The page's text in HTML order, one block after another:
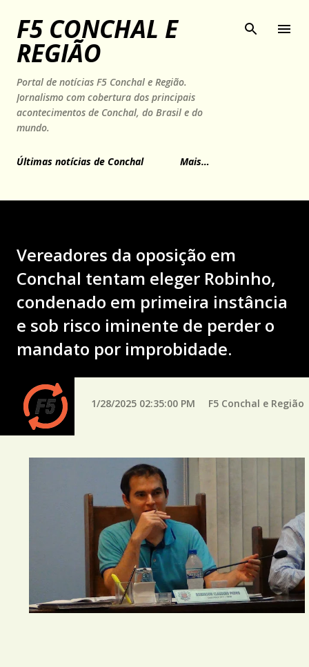
Pular para o conteúdo principal
F5 CONCHAL E
REGIÃO
Portal de notícias F5 Conchal e Região.
Jornalismo com cobertura dos principais
acontecimentos de Conchal, do Brasil e do
mundo.
Últimas notícias de Conchal Mais…
Vereadores da oposição em
Conchal tentam eleger Robinho,
condenado em primeira instância
e sob risco iminente de perder o
mandato por improbidade.
1/28/2025 02:35:00 PM F5 Conchal e Região